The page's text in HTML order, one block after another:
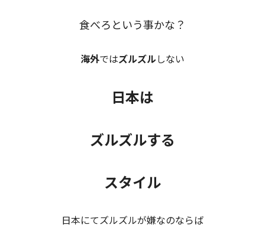
食べろという事かな？
海外ではズルズルしない
日本は
ズルズルする
スタイル
日本にてズルズルが嫌なのならば